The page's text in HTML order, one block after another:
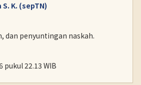
K. (sepTN)
dan penyuntingan naskah.
pukul 22.13 WIB